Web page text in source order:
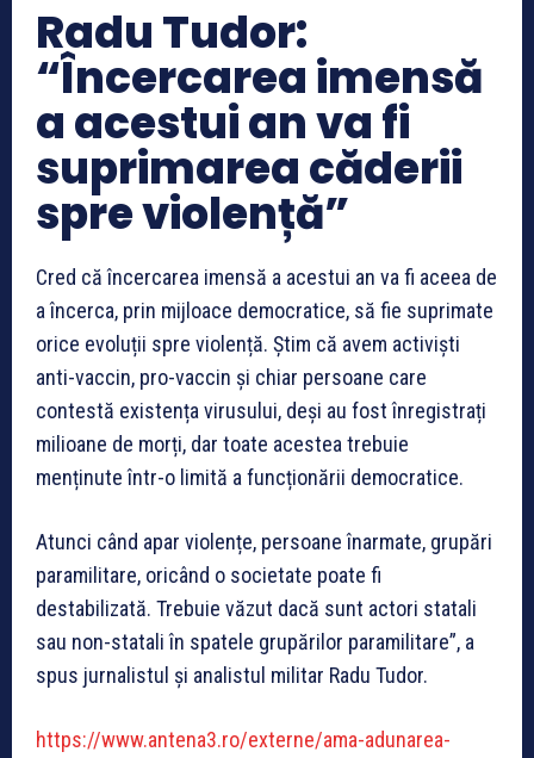
Radu Tudor:
“Încercarea imensă
a acestui an va fi
suprimarea căderii
spre violență”
Cred că încercarea imensă a acestui an va fi aceea de
a încerca, prin mijloace democratice, să fie suprimate
orice evoluții spre violență. Știm că avem activiști
anti-vaccin, pro-vaccin și chiar persoane care
contestă existența virusului, deși au fost înregistrați
milioane de morți, dar toate acestea trebuie
menținute într-o limită a funcționării democratice.
Atunci când apar violențe, persoane înarmate, grupări
paramilitare, oricând o societate poate fi
destabilizată. Trebuie văzut dacă sunt actori statali
sau non-statali în spatele grupărilor paramilitare”, a
spus jurnalistul și analistul militar Radu Tudor.
https://www.antena3.ro/externe/ama-adunarea-